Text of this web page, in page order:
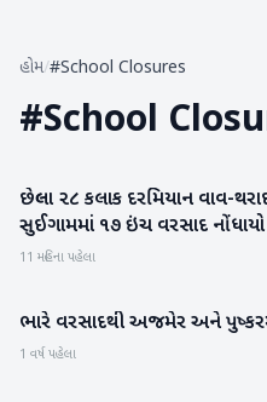
હોમ/#School Closures
#School
બનાસકાંઠા
છેલ્લા ૨૮ કલાક દરમિયાન વાવ-
સુઈગામમાં ૧૭ ઇંચ વરસાદ નોંધાયો
11 મહિના પહેલા
રાષ્ટ્રીય
ભારે વરસાદથી અજમેર અને
1 વર્ષ પહેલા